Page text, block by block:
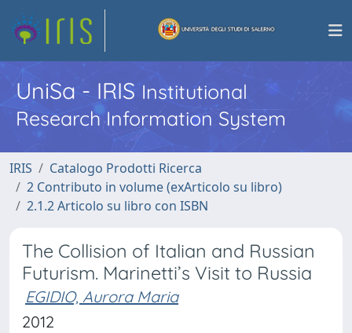
UniSa - IRISInstitutional
Research Information System
IRIS
Catalogo Prodotti Ricerca
2 Contributo in volume (exArticolo su libro)
2.1.2 Articolo su libro con ISBN
The Collision of Italian and Russian
Futurism. Marinetti’s Visit to Russia
EGIDIO, Aurora Maria
2012